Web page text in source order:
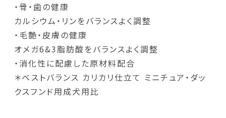
・骨・歯の健康
カルシウム・リンをバランスよく調整
・毛艶・皮膚の健康
オメガ6&3脂肪酸をバランスよく調整
・消化性に配慮した原材料配合
＊ベストバランス カリカリ仕立て ミニチュア・ダッ
クスフンド用成犬用比